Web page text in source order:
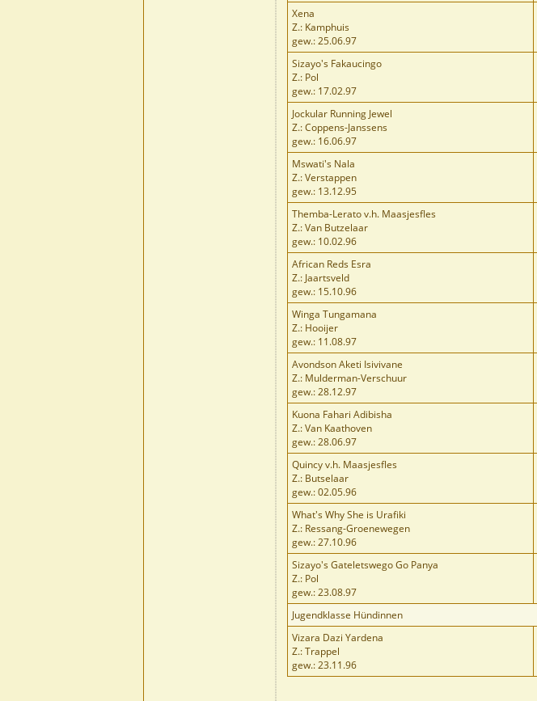
Xena
Z.: Kamphuis
gew.: 25.06.97
Sizayo's Fakaucingo
Z.: Pol
gew.: 17.02.97
Jockular Running Jewel
Z.: Coppens-Janssens
gew.: 16.06.97
Mswati's Nala
Z.: Verstappen
gew.: 13.12.95
Themba-Lerato v.h. Maasjesfles
Z.: Van Butzelaar
gew.: 10.02.96
African Reds Esra
Z.: Jaartsveld
gew.: 15.10.96
Winga Tungamana
Z.: Hooijer
gew.: 11.08.97
Avondson Aketi Isivivane
Z.: Mulderman-Verschuur
gew.: 28.12.97
Kuona Fahari Adibisha
Z.: Van Kaathoven
gew.: 28.06.97
Quincy v.h. Maasjesfles
Z.: Butselaar
gew.: 02.05.96
What's Why She is Urafiki
Z.: Ressang-Groenewegen
gew.: 27.10.96
Sizayo's Gateletswego Go Panya
Z.: Pol
gew.: 23.08.97
Jugendklasse Hündinnen
Vizara Dazi Yardena
Z.: Trappel
gew.: 23.11.96